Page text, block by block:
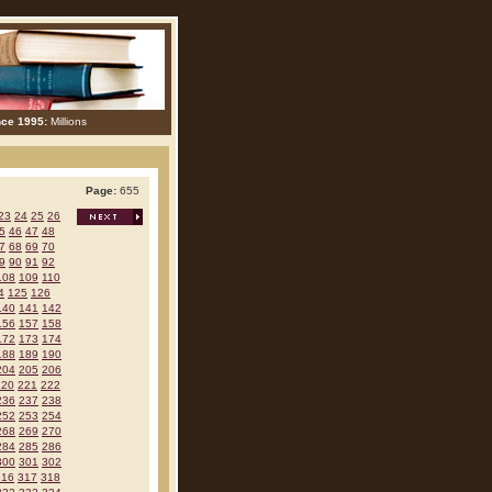
1995: Millions
Page: 655
24 25 26
46 47 48
68 69 70
90 91 92
109 110
125 126
141 142
157 158
173 174
189 190
205 206
221 222
237 238
253 254
269 270
285 286
301 302
317 318